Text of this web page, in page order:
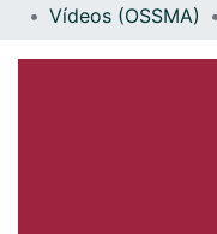
Vídeos (OSSMA)